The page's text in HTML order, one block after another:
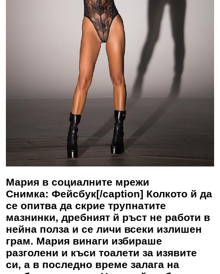
Мария в социалните мрежи
Снимка: Фейсбук[/caption] Колкото й да
се опитва да скрие трупнатите
мазнинки, дребният й ръст не работи в
нейна полза и се личи всеки излишен
грам. Мария винаги избираше
разголени и къси тоалети за изявите
си, а в последно време залага на